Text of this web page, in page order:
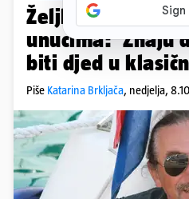
Željko Bebek o
unucima: 'Znaju
biti djed u
Piše Katarina Brkljača, nedjelja,